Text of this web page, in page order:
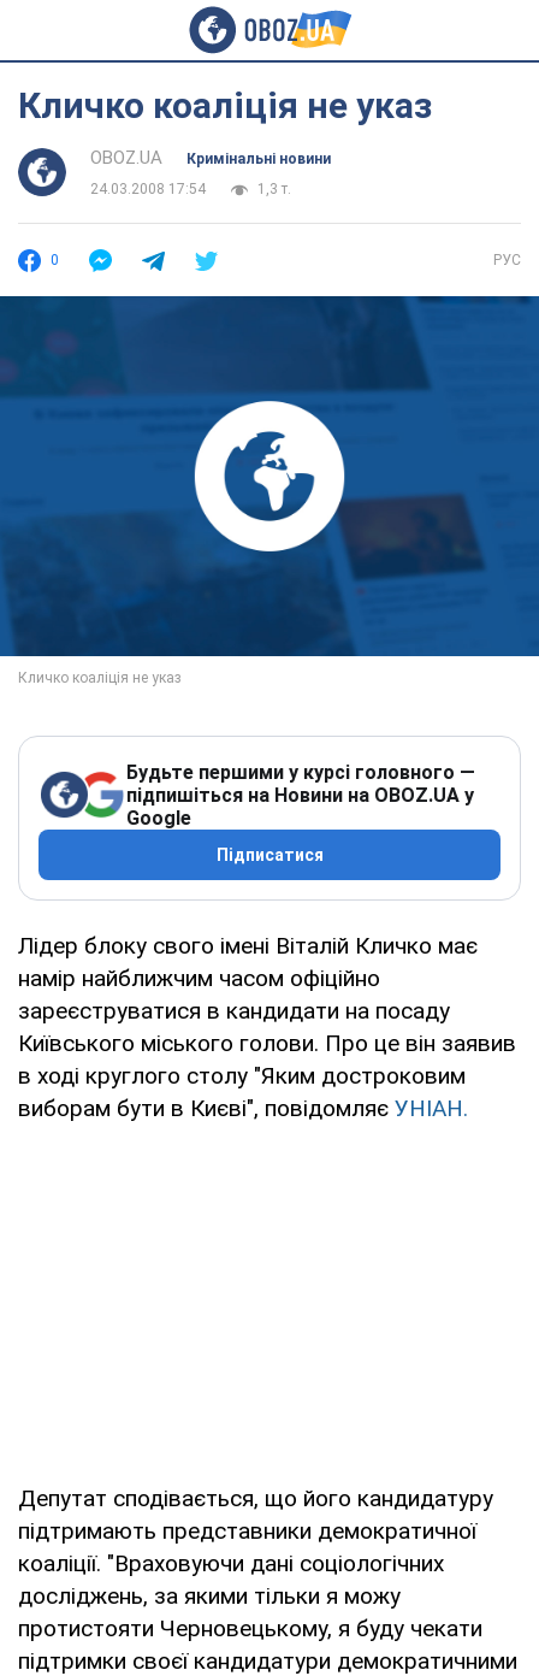
Кличко коаліція не указ
OBOZ.UA
Кримінальні новини
24.03.2008 17:54
1,3 т.
0 РУС
Будьте першими у курсі головного —
підпишіться на Новини на OBOZ.UA у
Google
Підписатися
Лідер блоку свого імені Віталій Кличко має
намір найближчим часом офіційно
зареєструватися в кандидати на посаду
Київського міського голови. Про це він заявив
в ході круглого столу "Яким достроковим
виборам бути в Києві", повідомляє УНІАН.
Депутат сподівається, що його кандидатуру
підтримають представники демократичної
коаліції. "Враховуючи дані соціологічних
досліджень, за якими тільки я можу
протистояти Черновецькому, я буду чекати
підтримки своєї кандидатури демократичними